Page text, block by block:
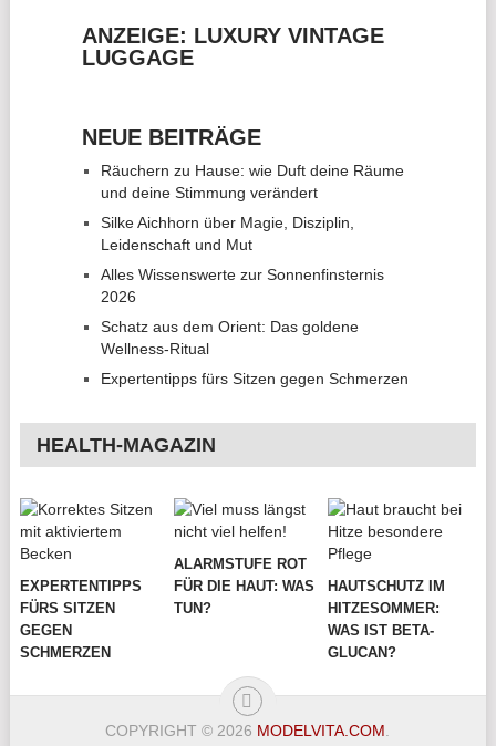
ANZEIGE: LUXURY VINTAGE
LUGGAGE
NEUE BEITRÄGE
Räuchern zu Hause: wie Duft deine Räume
und deine Stimmung verändert
Silke Aichhorn über Magie, Disziplin,
Leidenschaft und Mut
Alles Wissenswerte zur Sonnenfinsternis
2026
Schatz aus dem Orient: Das goldene
Wellness-Ritual
Expertentipps fürs Sitzen gegen Schmerzen
HEALTH-MAGAZIN
EXPERTENTIPPS
FÜRS SITZEN
GEGEN
SCHMERZEN
ALARMSTUFE ROT
FÜR DIE HAUT: WAS
TUN?
HAUTSCHUTZ IM
HITZESOMMER:
WAS IST BETA-
GLUCAN?
COPYRIGHT © 2026 MODELVITA.COM.